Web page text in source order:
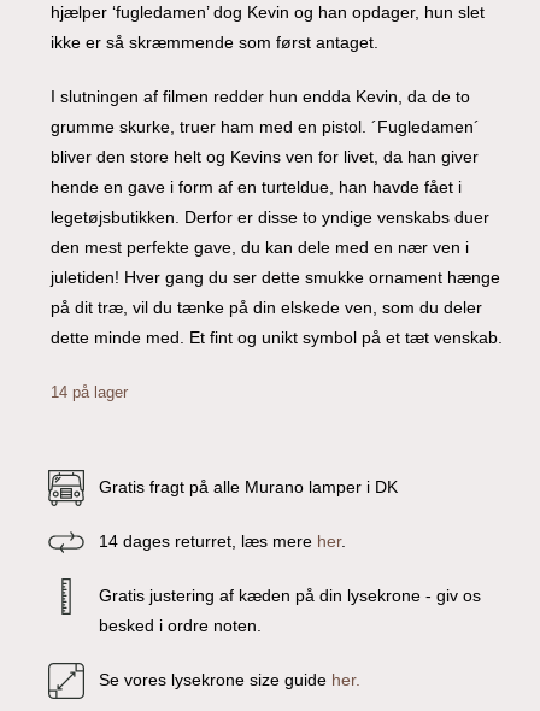
hjælper ‘fugledamen’ dog Kevin og han opdager, hun slet
ikke er så skræmmende som først antaget.
I slutningen af filmen redder hun endda Kevin, da de to
grumme skurke, truer ham med en pistol. ´Fugledamen´
bliver den store helt og Kevins ven for livet, da han giver
hende en gave i form af en turteldue, han havde fået i
legetøjsbutikken. Derfor er disse to yndige venskabs duer
den mest perfekte gave, du kan dele med en nær ven i
juletiden! Hver gang du ser dette smukke ornament hænge
på dit træ, vil du tænke på din elskede ven, som du deler
dette minde med. Et fint og unikt symbol på et tæt venskab.
14 på lager
Gratis fragt på alle Murano lamper i DK
14 dages returret, læs mere her.
Gratis justering af kæden på din lysekrone - giv os
besked i ordre noten.
Se vores lysekrone size guide her.